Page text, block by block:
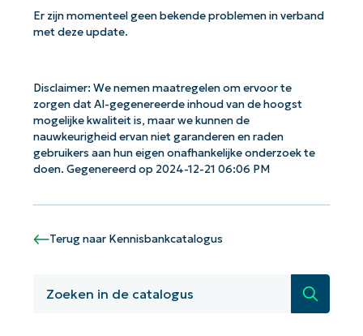
Er zijn momenteel geen bekende problemen in verband
met deze update.
Disclaimer: We nemen maatregelen om ervoor te
zorgen dat AI-gegenereerde inhoud van de hoogst
mogelijke kwaliteit is, maar we kunnen de
nauwkeurigheid ervan niet garanderen en raden
gebruikers aan hun eigen onafhankelijke onderzoek te
doen. Gegenereerd op 2024-12-21 06:06 PM
Terug naar Kennisbankcatalogus
Zoeken
Aan de slag met NinjaOne AI-
gestuurde KB-analyses!